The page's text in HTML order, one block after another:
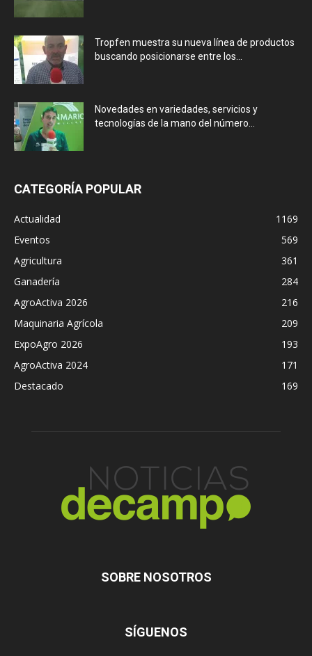
Tropfen muestra su nueva línea de productos
buscando posicionarse entre los...
Novedades en variedades, servicios y
tecnologías de la mano del número...
CATEGORÍA POPULAR
Actualidad
1169
Eventos
569
Agricultura
361
Ganadería
284
AgroActiva 2026
216
Maquinaria Agrícola
209
ExpoAgro 2026
193
AgroActiva 2024
171
Destacado
169
SOBRE NOSOTROS
SÍGUENOS